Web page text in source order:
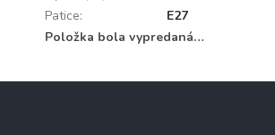
Patice:
E27
Položka bola vypredaná…